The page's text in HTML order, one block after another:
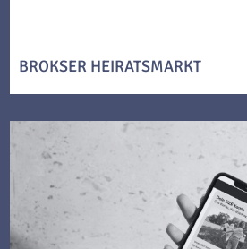
BROKSER HEIRATSMARKT